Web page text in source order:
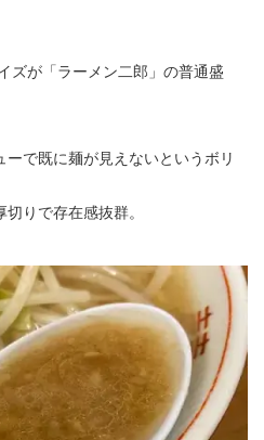
ズが「ラーメン二郎」の普通盛
で既に麺が見えないというボリ
りで存在感抜群。